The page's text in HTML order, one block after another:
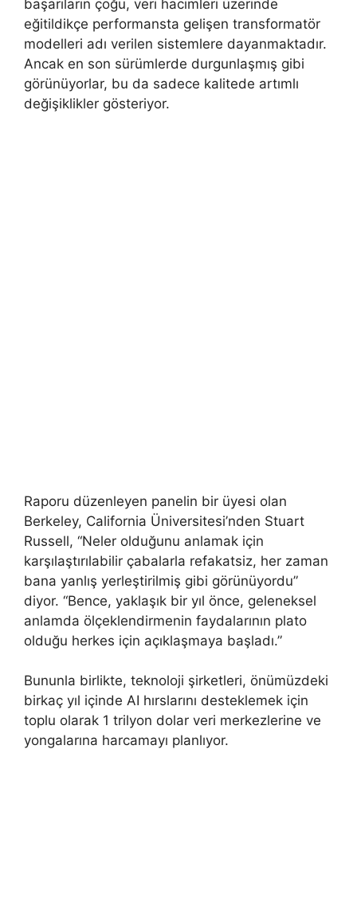
başarıların çoğu, veri hacimleri üzerinde
eğitildikçe performansta gelişen transformatör
modelleri adı verilen sistemlere dayanmaktadır.
Ancak en son sürümlerde durgunlaşmış gibi
görünüyorlar, bu da sadece kalitede artımlı
değişiklikler gösteriyor.
Raporu düzenleyen panelin bir üyesi olan
Berkeley, California Üniversitesi’nden Stuart
Russell, “Neler olduğunu anlamak için
karşılaştırılabilir çabalarla refakatsiz, her zaman
bana yanlış yerleştirilmiş gibi görünüyordu”
diyor. “Bence, yaklaşık bir yıl önce, geleneksel
anlamda ölçeklendirmenin faydalarının plato
olduğu herkes için açıklaşmaya başladı.”
Bununla birlikte, teknoloji şirketleri, önümüzdeki
birkaç yıl içinde AI hırslarını desteklemek için
toplu olarak 1 trilyon dolar veri merkezlerine ve
yongalarına harcamayı planlıyor.